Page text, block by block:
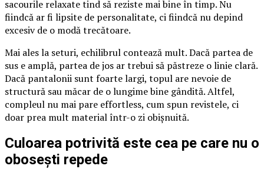
sacourile relaxate tind să reziste mai bine în timp. Nu
fiindcă ar fi lipsite de personalitate, ci fiindcă nu depind
excesiv de o modă trecătoare.
Mai ales la seturi, echilibrul contează mult. Dacă partea de
sus e amplă, partea de jos ar trebui să păstreze o linie clară.
Dacă pantalonii sunt foarte largi, topul are nevoie de
structură sau măcar de o lungime bine gândită. Altfel,
compleul nu mai pare effortless, cum spun revistele, ci
doar prea mult material într-o zi obișnuită.
Culoarea potrivită este cea pe care nu o
obosești repede